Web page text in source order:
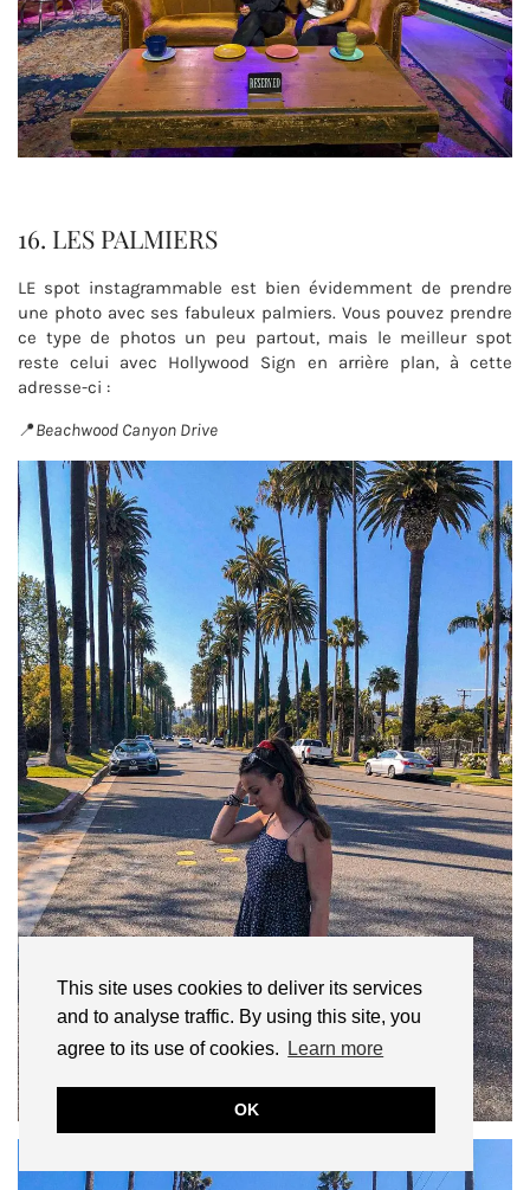
This site uses cookies to deliver its services
and to analyse traffic. By using this site, you
agree to its use of cookies.
Learn more
OK
16. LES PALMIERS
LE spot instagrammable est bien évidemment de prendre
une photo avec ses fabuleux palmiers. Vous pouvez prendre
ce type de photos un peu partout, mais le meilleur spot
reste celui avec Hollywood Sign en arrière plan, à cette
adresse-ci :
📍Beachwood Canyon Drive